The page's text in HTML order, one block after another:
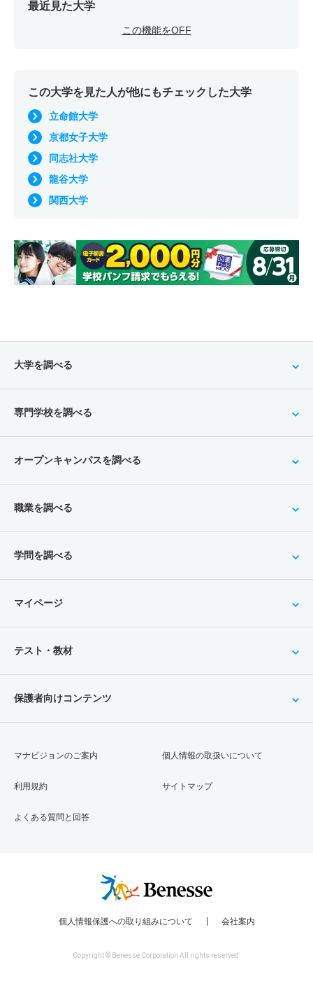
最近見た大学
この機能をOFF
この大学を見た人が他にもチェックした大学
立命館大学
京都女子大学
同志社大学
龍谷大学
関西大学
大学を調べる
専門学校を調べる
オープンキャンパスを調べる
職業を調べる
学問を調べる
マイページ
テスト・教材
保護者向けコンテンツ
マナビジョンのご案内
利用規約
よくある質問と回答
個人情報の取扱いについて
サイトマップ
個人情報保護への取り組みについて 会社案内
Copyright © Benesse Corporation All rights reserved.